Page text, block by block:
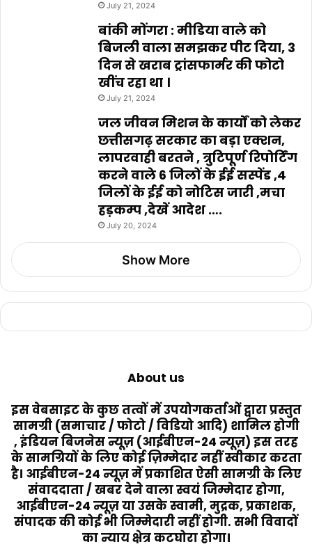
July 21, 2024
बांकी मोंगरा : मीडिया वाले को
बिजली वाला समझकर पीट दिया, 3
दिन से खराब ट्रांसफार्मर की फोटो
खींच रहा था ।
July 21, 2024
जल जीवन मिशन के कार्यों को लेकर
छत्तीसगढ़ सरकार का बड़ा एक्शन,
लापरवाही बरतने , त्रुटिपूर्ण रिपोर्टिंग
करने वाले 6 जिलों के ईई सस्पेंड ,4
जिलों के ईई को नोटिस जारी ,मचा
हड़कम्प ,देखें आदेश ….
July 20, 2024
Show More
About us
इस वेबसाइट के कुछ तत्वों में उपयोगकर्ताओं द्वारा प्रस्तुत
सामग्री (समाचार / फोटो / विडियो आदि) शामिल होगी
, इंडियन बिजनेस न्यूज़ (आईबीएन-24 न्यूज़) इस तरह
के सामग्रियों के लिए कोई ज़िम्मेदार नहीं स्वीकार करता
है। आईबीएन-24 न्यूज़ में प्रकाशित ऐसी सामग्री के लिए
संवाददाता / खबर देने वाला स्वयं जिम्मेदार होगा,
आईबीएन-24 न्यूज़ या उसके स्वामी, मुद्रक, प्रकाशक,
संपादक की कोई भी जिम्मेदारी नहीं होगी. सभी विवादों
का न्याय क्षेत्र कटघोरा होगा।